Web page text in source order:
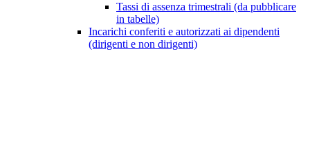
Tassi di assenza trimestrali (da pubblicare
in tabelle)
Incarichi conferiti e autorizzati ai dipendenti
(dirigenti e non dirigenti)